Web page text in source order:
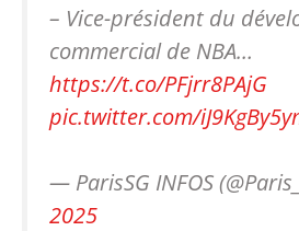
– Vice-président du
commercial de NBA…
https://t.co/PFjrr8PAjG
pic.twitter.com/
— ParisSG INFOS
2025